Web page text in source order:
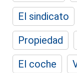
El sindicato
Propiedad
El coche